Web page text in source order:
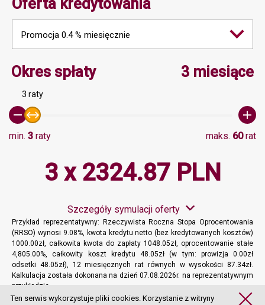
Oferta kredytowania
Promocja 0.4 % miesięcznie
Okres spłatyMinimalna wartość 3,
3 miesiące
3 raty
min. 3 raty maks. 60rat
3 x 2324.87 PLN
Szczegóły symulacji oferty
Przykład reprezentatywny: Rzeczywista Roczna Stopa Oprocentowania
(RRSO) wynosi 9.08%, kwota kredytu netto (bez kredytowanych kosztów)
1000.00zł, całkowita kwota do zapłaty 1048.05zł, oprocentowanie stałe
4,805.00%, całkowity koszt kredytu 48.05zł (w tym: prowizja 0.00zł
odsetki 48.05zł), 12 miesięcznych rat równych w wysokości 87.34zł.
Kalkulacja została dokonana na dzień 07.08.2026r. na reprezentatywnym
przykładzie.
Więcej informacji
Ten serwis wykorzystuje pliki cookies. Korzystanie z witryny